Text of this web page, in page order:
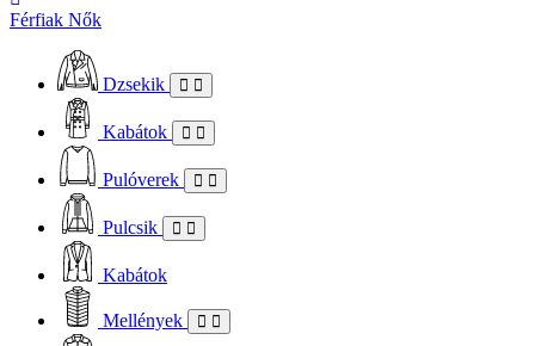
Férfiak Nők
Dzsekik
Kabátok
Pulóverek
Pulcsik
Kabátok
Mellények